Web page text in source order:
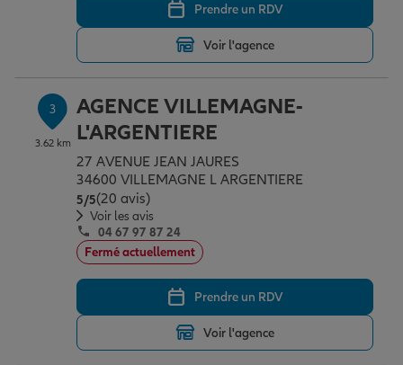
Garantie des accidents de la vie
Assurance scolaire
Protection juridique
Tous nos devis d'assurance
Prendre un RDV
Voir l'agence
3
3.62 km
AGENCE VILLEMAGNE-
L'ARGENTIERE
27 AVENUE JEAN JAURES
34600 VILLEMAGNE L ARGENTIERE
5/5Note de 5 sur 5
(20 avis)
Voir les avis
04 67 97 87 24
Fermé actuellement
Prendre un RDV
Voir l'agence